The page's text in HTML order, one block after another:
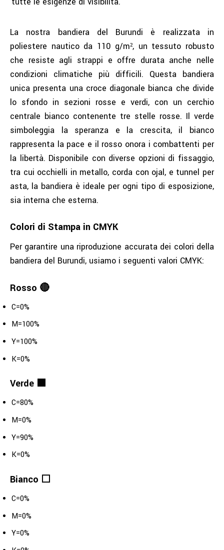
La nostra bandiera del Burundi è realizzata in
poliestere nautico da 110 g/m², un tessuto robusto
che resiste agli strappi e offre durata anche nelle
condizioni climatiche più difficili. Questa bandiera
unica presenta una croce diagonale bianca che divide
lo sfondo in sezioni rosse e verdi, con un cerchio
centrale bianco contenente tre stelle rosse. Il verde
simboleggia la speranza e la crescita, il bianco
rappresenta la pace e il rosso onora i combattenti per
la libertà. Disponibile con diverse opzioni di fissaggio,
tra cui occhielli in metallo, corda con ojal, e tunnel per
asta, la bandiera è ideale per ogni tipo di esposizione,
sia interna che esterna.
Colori di Stampa in CMYK
Per garantire una riproduzione accurata dei colori della
bandiera del Burundi, usiamo i seguenti valori CMYK:
Rosso 🔴
C=0%
M=100%
Y=100%
K=0%
Verde 🟩
C=80%
M=0%
Y=90%
K=0%
Bianco ⬜️
C=0%
M=0%
Y=0%